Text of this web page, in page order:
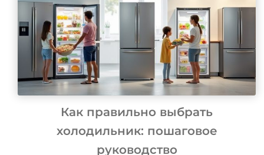
Как правильно выбрать
холодильник: пошаговое
руководство